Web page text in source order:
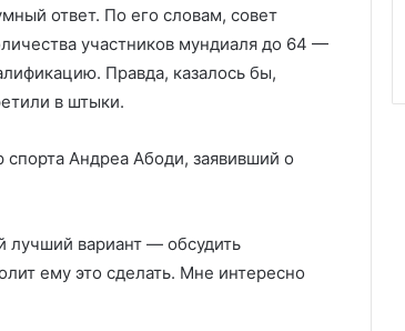
ответ. По его словам, совет
участников мундиаля до 64 —
Правда, казалось бы,
в штыки.
Андреа Абоди, заявивший о
лучший вариант — обсудить
ему это сделать. Мне интересно